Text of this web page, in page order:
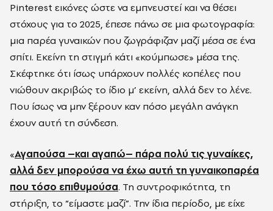
Pinterest εικόνες ώστε να εμπνευστεί και να θέσει
στόχους για το 2025, έπεσε πάνω σε μια φωτογραφία:
μια παρέα γυναικών που ζωγράφιζαν μαζί μέσα σε ένα
σπίτι. Εκείνη τη στιγμή κάτι «κούμπωσε» μέσα της.
Σκέφτηκε ότι ίσως υπάρχουν πολλές κοπέλες που
νιώθουν ακριβώς το ίδιο μ’ εκείνη, αλλά δεν το λένε.
Που ίσως να μην ξέρουν καν πόσο μεγάλη ανάγκη
έχουν αυτή τη σύνδεση.
«Αγαπούσα –και αγαπώ– πάρα πολύ τις γυναίκες,
αλλά δεν μπορούσα να έχω αυτή τη γυναικοπαρέα
που τόσο επιθυμούσα. Τη συντροφικότητα, τη
στήριξη, το “είμαστε μαζί”. Την ίδια περίοδο, με είχε